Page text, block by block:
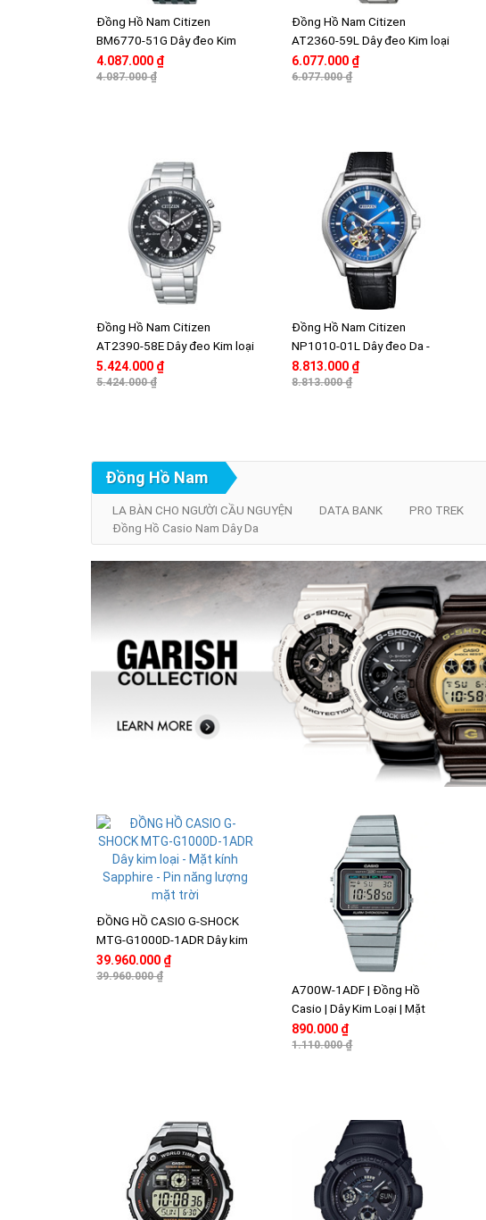
Đồng Hồ Nam Citizen
BM6770-51G Dây đeo Kim
loại - Mặt thủy tinh Sapphire
4.087.000 ₫
4.087.000 ₫
Đồng Hồ Nam Citizen
AT2360-59L Dây đeo Kim loại
- Mặt thủy tinh Sapphire
6.077.000 ₫
6.077.000 ₫
Đồng Hồ Nam Citizen
AT2390-58E Dây đeo Kim loại
- Mặt thủy tinh Pha lê hình cầu
5.424.000 ₫
5.424.000 ₫
Đồng Hồ Nam Citizen
NP1010-01L Dây đeo Da -
Mặt thủy tinh Sapphire
8.813.000 ₫
8.813.000 ₫
Đồng Hồ Nam
LA BÀN CHO NGƯỜI CẦU NGUYỆN DATA BANK PRO TREK
Đồng Hồ Casio Nam Dây Da
ĐỒNG HỒ CASIO G-SHOCK
MTG-G1000D-1ADR Dây kim
loại - Mặt kính Sapphire - Pin
năng lượng mặt trời
39.960.000 ₫
39.960.000 ₫
A700W-1ADF | Đồng Hồ
Casio | Dây Kim Loại | Mặt
Vuông Điện Tử | Chống Nước
890.000 ₫
1.110.000 ₫